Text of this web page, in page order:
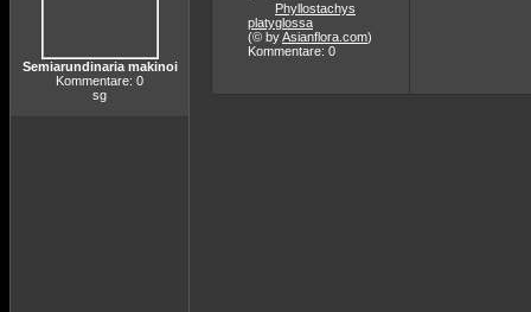
Semiarundinaria makinoi
Kommentare: 0
sg
Phyllostachys
platyglossa
(© byAsianflora.com)
Kommentare: 0